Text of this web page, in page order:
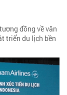
đồng về văn
triển du lịch bền